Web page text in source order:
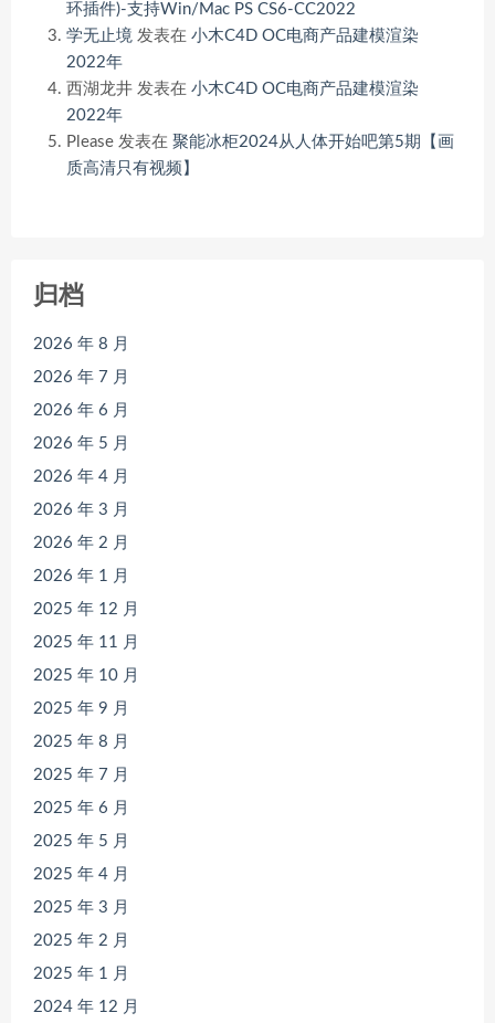
环插件)-支持Win/Mac PS CS6-CC2022
学无止境 发表在 小木C4D OC电商产品建模渲染
2022年
西湖龙井 发表在 小木C4D OC电商产品建模渲染
2022年
Please 发表在 聚能冰柜2024从人体开始吧第5期【画
质高清只有视频】
归档
2026 年 8 月
2026 年 7 月
2026 年 6 月
2026 年 5 月
2026 年 4 月
2026 年 3 月
2026 年 2 月
2026 年 1 月
2025 年 12 月
2025 年 11 月
2025 年 10 月
2025 年 9 月
2025 年 8 月
2025 年 7 月
2025 年 6 月
2025 年 5 月
2025 年 4 月
2025 年 3 月
2025 年 2 月
2025 年 1 月
2024 年 12 月